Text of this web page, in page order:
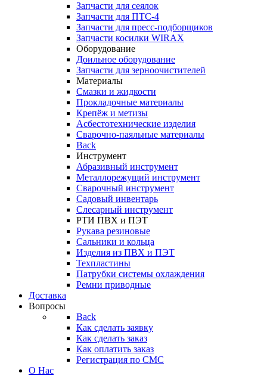
Запчасти для сеялок
Запчасти для ПТС-4
Запчасти для пресс-подборщиков
Запчасти косилки WIRAX
Оборудование
Доильное оборудование
Запчасти для зерноочистителей
Материалы
Смазки и жидкости
Прокладочные материалы
Крепёж и метизы
Асбестотехнические изделия
Сварочно-паяльные материалы
Back
Инструмент
Абразивный инструмент
Металлорежущий инструмент
Сварочный инструмент
Садовый инвентарь
Слесарный инструмент
РТИ ПВХ и ПЭТ
Рукава резиновые
Сальники и кольца
Изделия из ПВХ и ПЭТ
Техпластины
Патрубки системы охлаждения
Ремни приводные
Доставка
Вопросы
Back
Как сделать заявку
Как сделать заказ
Как оплатить заказ
Регистрация по СМС
О Нас